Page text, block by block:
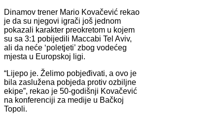
Dinamov trener Mario Kovačević rekao
je da su njegovi igrači još jednom
pokazali karakter preokretom u kojem
su sa 3:1 pobijedili Maccabi Tel Aviv,
ali da neće ‘poletjeti’ zbog vodećeg
mjesta u Europskoj ligi.
“Lijepo je. Želimo pobjeđivati, a ovo je
bila zaslužena pobjeda protiv ozbiljne
ekipe”, rekao je 50-godišnji Kovačević
na konferenciji za medije u Bačkoj
Topoli.